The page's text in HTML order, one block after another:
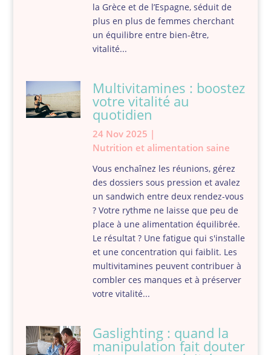
la Grèce et de l’Espagne, séduit de
plus en plus de femmes cherchant
un équilibre entre bien-être,
vitalité...
Multivitamines : boostez
votre vitalité au
quotidien
24 Nov 2025 |
Nutrition et alimentation saine
Vous enchaînez les réunions, gérez
des dossiers sous pression et avalez
un sandwich entre deux rendez-vous
? Votre rythme ne laisse que peu de
place à une alimentation équilibrée.
Le résultat ? Une fatigue qui s'installe
et une concentration qui faiblit. Les
multivitamines peuvent contribuer à
combler ces manques et à préserver
votre vitalité...
Gaslighting : quand la
manipulation fait douter